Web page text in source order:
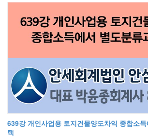
639강 개인사업용 토지건물양도차익 종합소
택